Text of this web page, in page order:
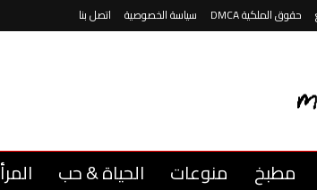
حقوق الملكية DMCA سياسة الخصوصية اتصل بنا
مطبخ منوعات الحياة & حب